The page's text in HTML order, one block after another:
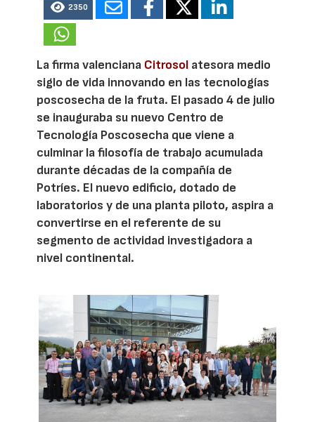
2350
La firma valenciana Citrosol atesora medio
siglo de vida innovando en las tecnologías
poscosecha de la fruta. El pasado 4 de julio
se inauguraba su nuevo Centro de
Tecnología Poscosecha que viene a
culminar la filosofía de trabajo acumulada
durante décadas de la compañía de
Potríes. El nuevo edificio, dotado de
laboratorios y de una planta piloto, aspira a
convertirse en el referente de su
segmento de actividad investigadora a
nivel continental.